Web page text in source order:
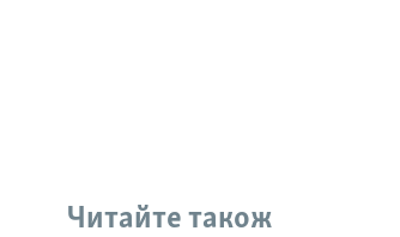
Читайте також